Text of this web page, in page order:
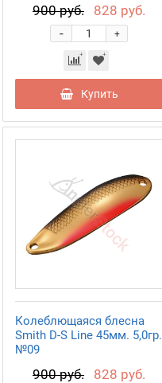
900 руб. 828 руб.
+
-
Купить
Колеблющаяся блесна
Smith D-S Line 45мм. 5,0гр.
№09
900 руб. 828 руб.